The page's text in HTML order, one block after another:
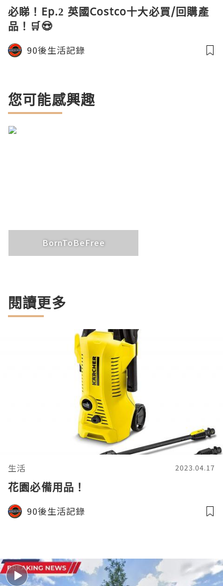
必睇！Ep.2 英國Costco十大必買/回購產
品！🛒😍
90後生活記錄
您可能感興趣
BornToBeFree
閱讀更多
生活 2023.04.17
花園必備用品！
90後生活記錄